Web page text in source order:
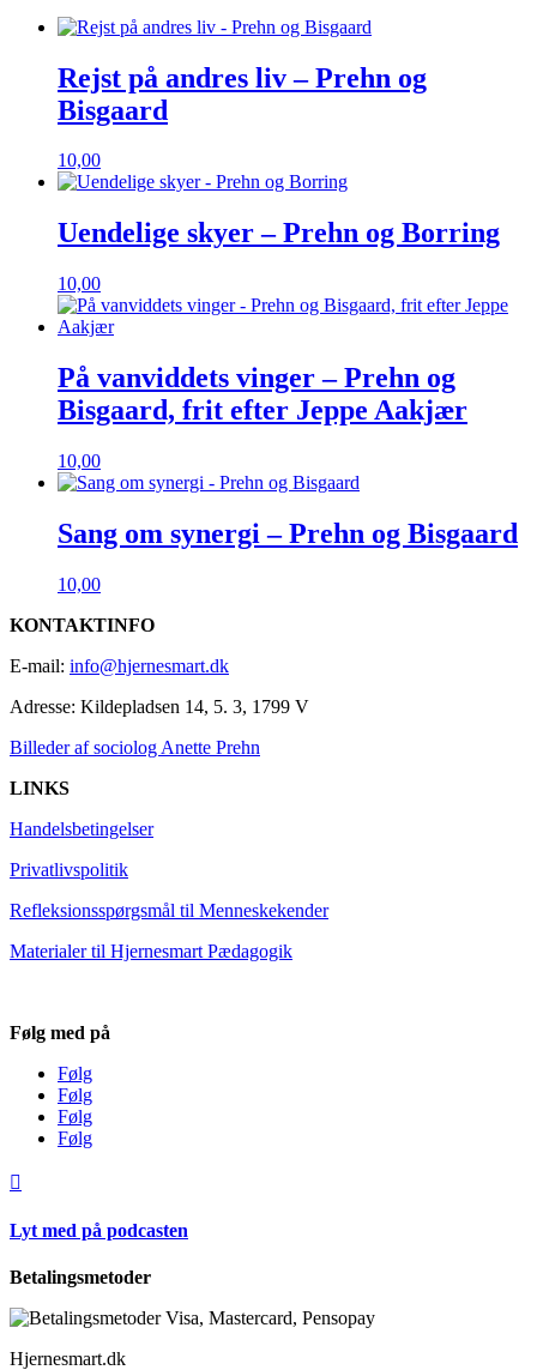
antal
Rejst på andres liv – Prehn og
Bisgaard
10,00
Uendelige skyer – Prehn og Borring
10,00
På vanviddets vinger – Prehn og
Bisgaard, frit efter Jeppe Aakjær
10,00
Sang om synergi – Prehn og Bisgaard
10,00
KONTAKTINFO
E-mail: info@hjernesmart.dk
Adresse: Kildepladsen 14, 5. 3, 1799 V
Billeder af sociolog Anette Prehn
LINKS
Handelsbetingelser
Privatlivspolitik
Refleksionsspørgsmål til Menneskekender
Materialer til Hjernesmart Pædagogik
Følg med på
Følg
Følg
Følg
Følg

Lyt med på podcasten
Betalingsmetoder
Hjernesmart.dk